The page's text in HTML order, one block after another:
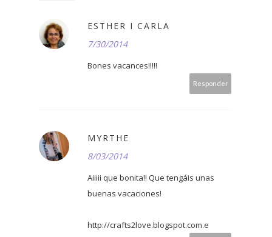
ESTHER I CARLA
7/30/2014
Bones vacances!!!!!
Responder
MYRTHE
8/03/2014
Aiiiii que bonita!! Que tengáis unas
buenas vacaciones!
http://crafts2love.blogspot.com.e